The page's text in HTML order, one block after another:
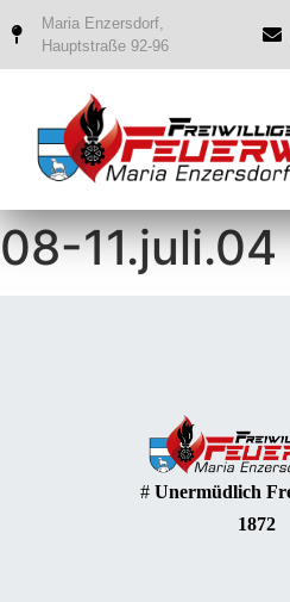
Maria Enzersdorf,
Hauptstraße 92-96
08-11.juli.04
# Unermüdlich
1872